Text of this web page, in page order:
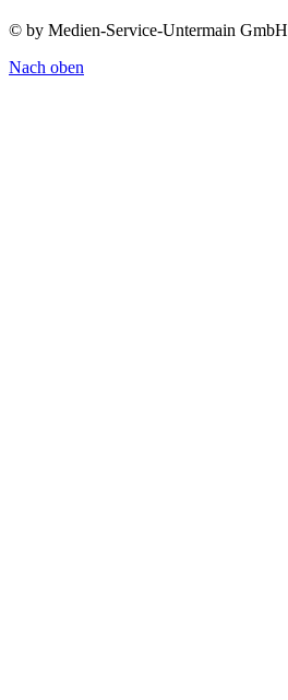
© by Medien-Service-Untermain GmbH
Nach oben